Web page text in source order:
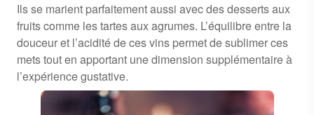
Ils se marient parfaitement aussi avec des desserts aux
fruits comme les tartes aux agrumes. L’équilibre entre la
douceur et l’acidité de ces vins permet de sublimer ces
mets tout en apportant une dimension supplémentaire à
l’expérience gustative.